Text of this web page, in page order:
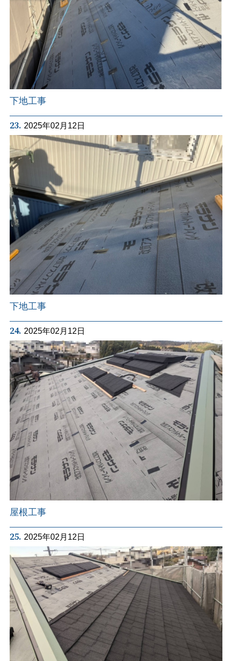
下地工事
23. 2025年02月12日
下地工事
24. 2025年02月12日
屋根工事
25. 2025年02月12日